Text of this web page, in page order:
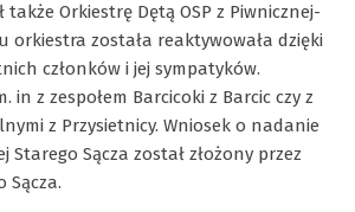
Orkiestrę Dętą OSP z Piwnicznej-
orkiestra została reaktywowała dzięki
członków i jej sympatyków.
in z zespołem Barcicoki z Barcic czy z
z Przysietnicy. Wniosek o nadanie
Starego Sącza został złożony przez
Sącza.